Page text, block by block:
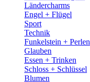
Ländercharms
Engel + Flügel
Sport
Technik
Funkelstein + Perlen
Glauben
Essen + Trinken
Schloss + Schlüssel
Blumen